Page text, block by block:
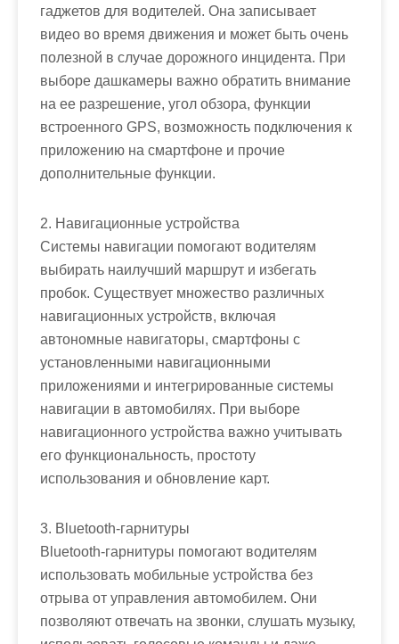
гаджетов для водителей. Она записывает
видео во время движения и может быть очень
полезной в случае дорожного инцидента. При
выборе дашкамеры важно обратить внимание
на ее разрешение, угол обзора, функции
встроенного GPS, возможность подключения к
приложению на смартфоне и прочие
дополнительные функции.
2. Навигационные устройства
Системы навигации помогают водителям
выбирать наилучший маршрут и избегать
пробок. Существует множество различных
навигационных устройств, включая
автономные навигаторы, смартфоны с
установленными навигационными
приложениями и интегрированные системы
навигации в автомобилях. При выборе
навигационного устройства важно учитывать
его функциональность, простоту
использования и обновление карт.
3. Bluetooth-гарнитуры
Bluetooth-гарнитуры помогают водителям
использовать мобильные устройства без
отрыва от управления автомобилем. Они
позволяют отвечать на звонки, слушать музыку,